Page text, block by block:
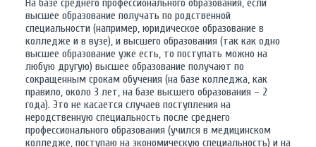
На базе среднего профессионального образования, если
высшее образование получать по родственной
специальности (например, юридическое образование в
колледже и в вузе), и высшего образования (так как одно
высшее образование уже есть, то поступать можно на
любую другую) высшее образование получают по
сокращенным срокам обучения (на базе колледжа, как
правило, около 3 лет, на базе высшего образования – 2
года). Это не касается случаев поступления на
неродственную специальность после среднего
профессионального образования (учился в медицинском
колледже, поступаю на экономическую специальность) и на